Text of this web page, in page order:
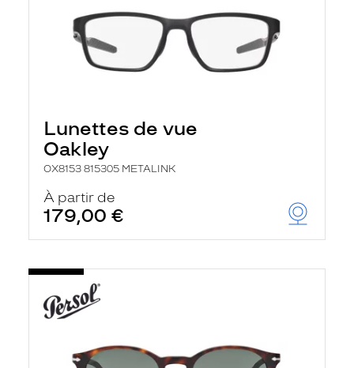
Lunettes de vue
Oakley
OX8153 815305 METALINK
À partir de
179,00 €